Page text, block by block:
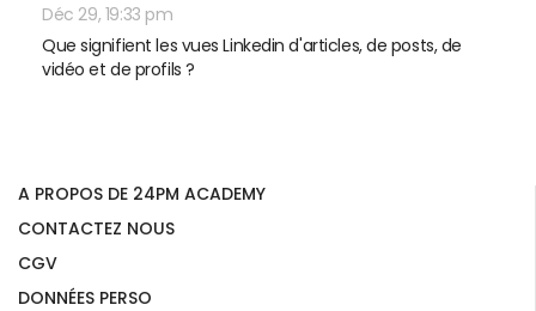
Déc 29, 19:33 pm
Que signifient les vues Linkedin d'articles, de posts, de
vidéo et de profils ?
A PROPOS DE 24PM ACADEMY
CONTACTEZ NOUS
CGV
DONNÉES PERSO